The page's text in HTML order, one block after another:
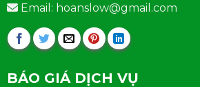
Email: hoanslow@gmail.com
BÁO GIÁ DỊCH VỤ